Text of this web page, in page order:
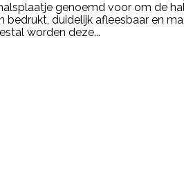
genoemd voor om de
duidelijk afleesbaar en
worden deze...